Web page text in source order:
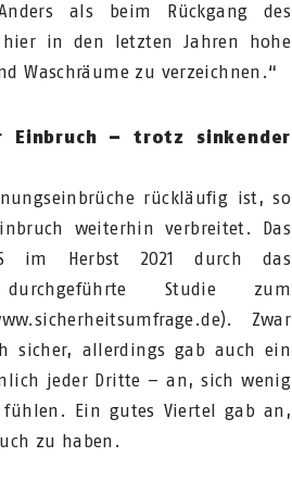
als beim Rückgang des
hier in den letzten Jahren hohe
Waschräume zu verzeichnen.“
Einbruch – trotz sinkender
rückläufig ist, so
weiterhin verbreitet. Das
im Herbst 2021 durch das
durchgeführte Studie zum
Zwar
sicher, allerdings gab auch ein
jeder Dritte – an, sich wenig
Ein gutes Viertel gab an,
zu haben.